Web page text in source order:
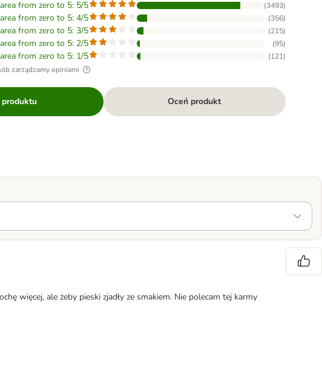
from zero to 5: 5/5 (3493)
from zero to 5: 4/5 (356)
from zero to 5: 3/5 (215)
from zero to 5: 2/5 (95)
from zero to 5: 1/5 (121)
zarządzamy opiniami
produktu Oceń produkt
więcej, ale żeby pieski zjadły ze smakiem. Nie polecam tej karmy